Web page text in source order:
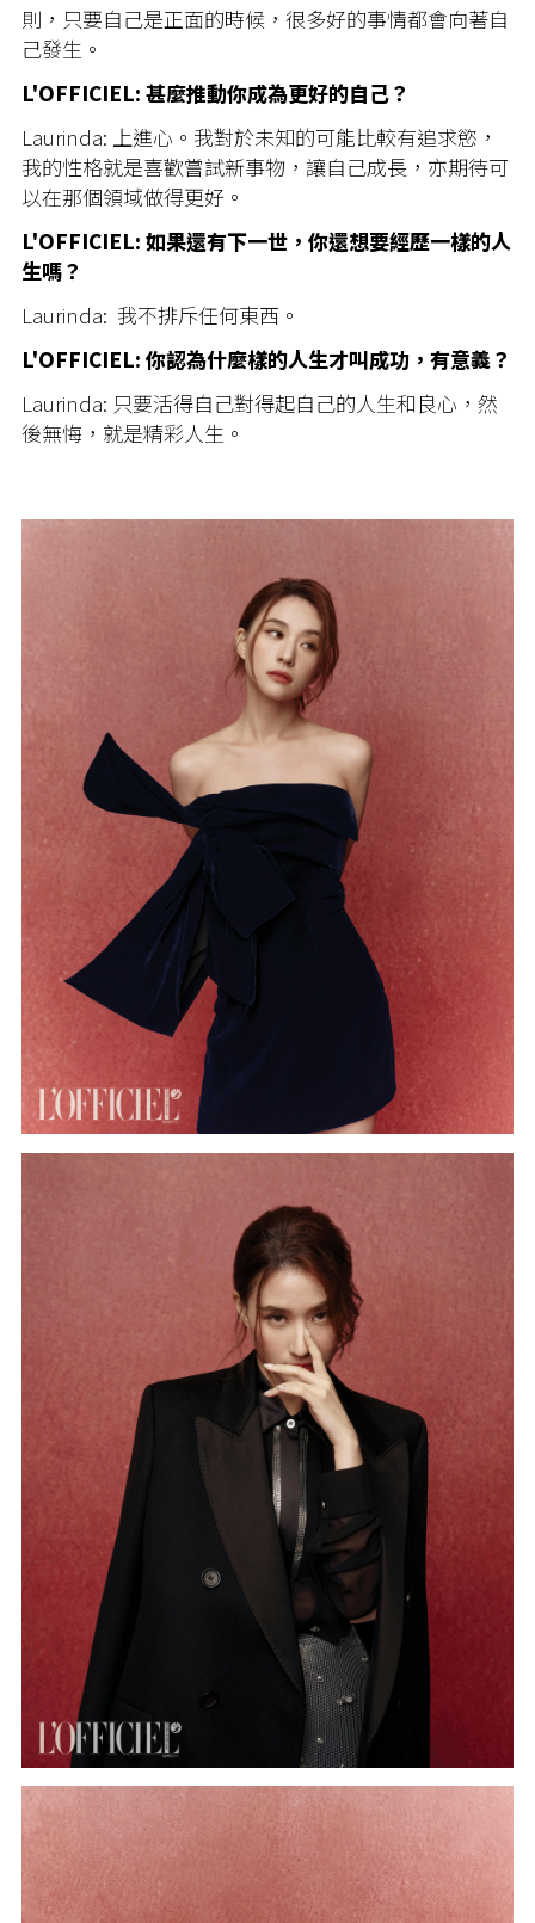
則，只要自己是正面的時候，很多好的事情都會向著自
己發生。
L'OFFICIEL: 甚麼推動你成為更好的自己？
Laurinda: 上進心。我對於未知的可能比較有追求慾，
我的性格就是喜歡嘗試新事物，讓自己成長，亦期待可
以在那個領域做得更好。
L'OFFICIEL: 如果還有下一世，你還想要經歷一樣的人
生嗎？
Laurinda: 我不排斥任何東西。
L'OFFICIEL: 你認為什麼樣的人生才叫成功，有意義？
Laurinda: 只要活得自己對得起自己的人生和良心，然
後無悔，就是精彩人生。